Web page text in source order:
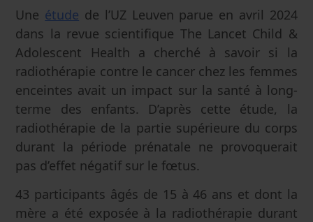
Une étude de l’UZ Leuven parue en avril 2024
dans la revue scientifique The Lancet Child &
Adolescent Health a cherché à savoir si la
radiothérapie contre le cancer chez les femmes
enceintes avait un impact sur la santé à long-
terme des enfants. D’après cette étude, la
radiothérapie de la partie supérieure du corps
durant la période prénatale ne provoquerait
pas d’effet négatif sur le fœtus.
43 participants âgés de 15 à 46 ans et dont la
mère a été exposée à la radiothérapie durant